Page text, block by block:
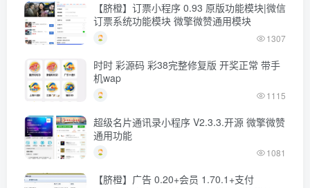
【脐橙】订票小程序 0.93 原版功能模块|微信
订票系统功能模块 微擎微赞通用模块
1307
时时 彩源码 彩38完整修复版 开奖正常 带手
机wap
1115
超级名片通讯录小程序 V2.3.3.开源 微擎微赞
通用功能
1081
【脐橙】广告 0.20+会员 1.70.1+支付